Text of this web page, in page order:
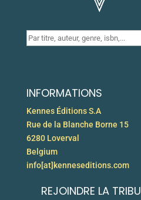
INFORMATIONS
Kennes Éditions S.A
Rue de la Blanche Borne 15
6280 Loverval
Belgium
info[at]kenneseditions.com
REJOINDRE LA TRIBU